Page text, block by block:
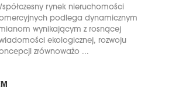
rynek nieruchomości
podlega dynamicznym
wynikającym z rosnącej
ekologicznej, rozwoju
zrównoważo ...